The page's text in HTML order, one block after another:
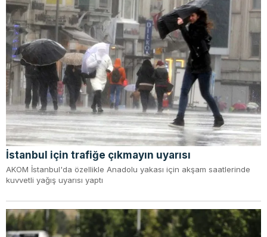
İstanbul için trafiğe çıkmayın uyarısı
AKOM İstanbul'da özellikle Anadolu yakası için akşam saatlerinde
kuvvetli yağış uyarısı yaptı